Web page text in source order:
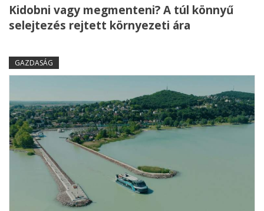
Kidobni vagy megmenteni? A túl könnyű
selejtezés rejtett környezeti ára
GAZDASÁG